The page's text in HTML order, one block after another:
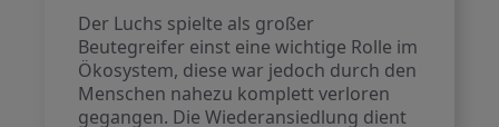
Der Luchs spielte als großer
Beutegreifer einst eine wichtige Rolle im
Ökosystem, diese war jedoch durch den
Menschen nahezu komplett verloren
gegangen. Die Wiederansiedlung dient